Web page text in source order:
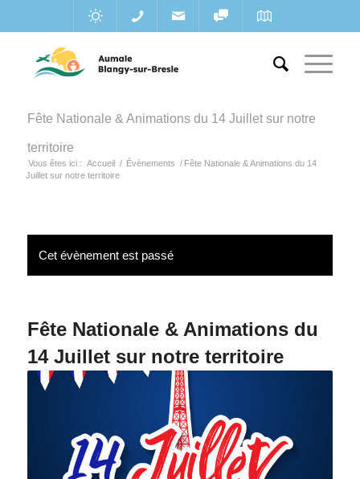
Fête Nationale & Animations du 14 Juillet sur notre
territoire
Vous êtes ici : Accueil / Évènements / Fête Nationale & Animations du 14
Juillet sur notre territoire
Cet évènement est passé
Fête Nationale & Animations du
14 Juillet sur notre territoire